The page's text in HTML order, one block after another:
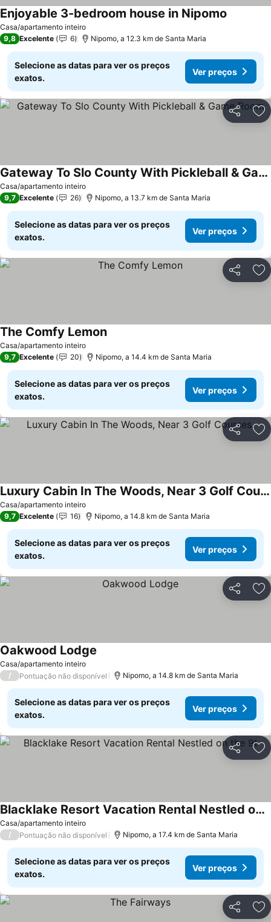
Casa/apartamento inteiro
Enjoyable 3-bedroom house in Nipomo
9,8 Excelente 6 Nipomo, a 12.3 km de Santa Maria
Selecione as datas para ver os preços
exatos.
Ver preços
Partilhar
Casa/apartamento inteiro
Gateway To Slo County With Pickleball & Game Room
9,7 Excelente 26 Nipomo, a 13.7 km de Santa Maria
Selecione as datas para ver os preços
exatos.
Ver preços
Partilhar
Casa/apartamento inteiro
The Comfy Lemon
9,7 Excelente 20 Nipomo, a 14.4 km de Santa Maria
Selecione as datas para ver os preços
exatos.
Ver preços
Partilhar
Casa/apartamento inteiro
Luxury Cabin In The Woods, Near 3 Golf Courses.
9,7 Excelente 16 Nipomo, a 14.8 km de Santa Maria
Selecione as datas para ver os preços
exatos.
Ver preços
Partilhar
Casa/apartamento inteiro
Oakwood Lodge
/ Pontuação não disponível Nipomo, a 14.8 km de Santa Maria
Selecione as datas para ver os preços
exatos.
Ver preços
Partilhar
Casa/apartamento inteiro
Blacklake Resort Vacation Rental Nestled on the 9t
/ Pontuação não disponível Nipomo, a 17.4 km de Santa Maria
Selecione as datas para ver os preços
exatos.
Ver preços
Partilhar